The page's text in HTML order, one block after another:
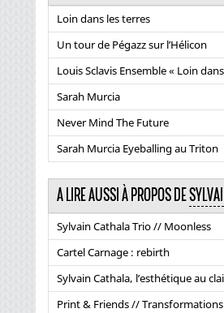
Loin dans les terres
Un tour de Pégazz sur l’Hélicon
Louis Sclavis Ensemble « Loin
Sarah Murcia
Never Mind The Future
Sarah Murcia Eyeballing au Triton
A LIRE AUSSI À PROPOS DE
Sylvain Cathala Trio // Moonless
Cartel Carnage : rebirth
Sylvain Cathala, l’esthétique au
Print & Friends // Transformations